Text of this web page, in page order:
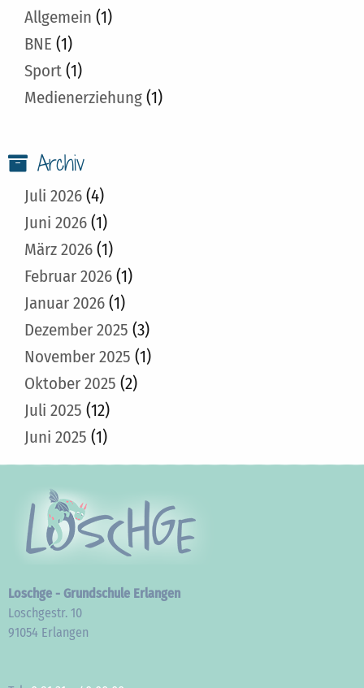
Allgemein (1)
BNE (1)
Sport (1)
Medienerziehung (1)
Archiv
Juli 2026 (4)
Juni 2026 (1)
März 2026 (1)
Februar 2026 (1)
Januar 2026 (1)
Dezember 2025 (3)
November 2025 (1)
Oktober 2025 (2)
Juli 2025 (12)
Juni 2025 (1)
Loschge - Grundschule Erlangen
Loschgestr. 10
91054 Erlangen